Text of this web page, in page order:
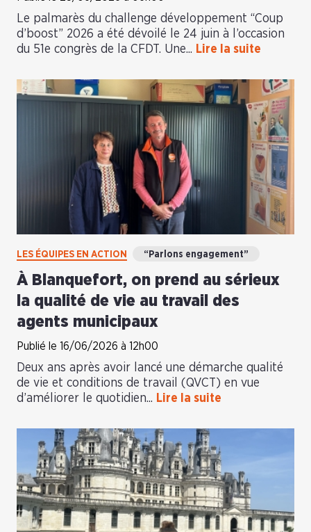
Le palmarès du challenge développement “Coup
d’boost” 2026 a été dévoilé le 24 juin à l’occasion
du 51e congrès de la CFDT. Une... Lire la suite
LES ÉQUIPES EN ACTION “Parlons engagement”
À Blanquefort, on prend au sérieux
la qualité de vie au travail des
agents municipaux
Publié le 16/06/2026 à 12h00
Deux ans après avoir lancé une démarche qualité
de vie et conditions de travail (QVCT) en vue
d’améliorer le quotidien... Lire la suite